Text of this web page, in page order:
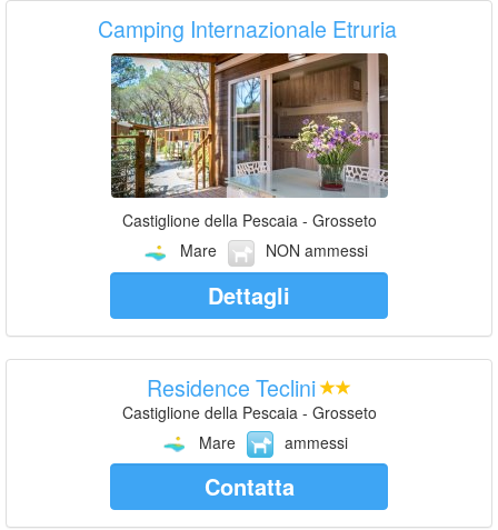
Camping Internazionale Etruria
Castiglione della Pescaia - Grosseto
Mare
NON ammessi
Dettagli
Residence Teclini
Castiglione della Pescaia - Grosseto
Mare
ammessi
Contatta